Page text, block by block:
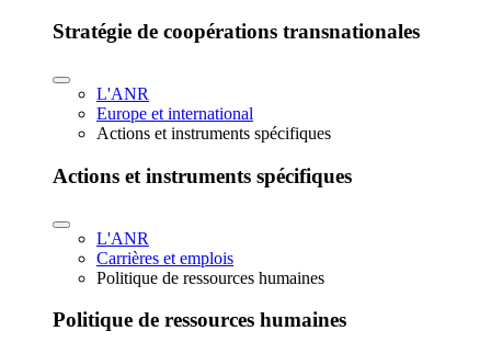
Stratégie de coopérations transnationales
L'ANR
Europe et international
Actions et instruments spécifiques
Actions et instruments spécifiques
L'ANR
Carrières et emplois
Politique de ressources humaines
Politique de ressources humaines